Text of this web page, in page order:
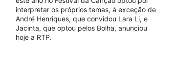
interpretar os próprios temas, à exceção de
André Henriques, que convidou Lara Li, e
Jacinta, que optou pelos Bolha, anunciou
hoje a RTP.